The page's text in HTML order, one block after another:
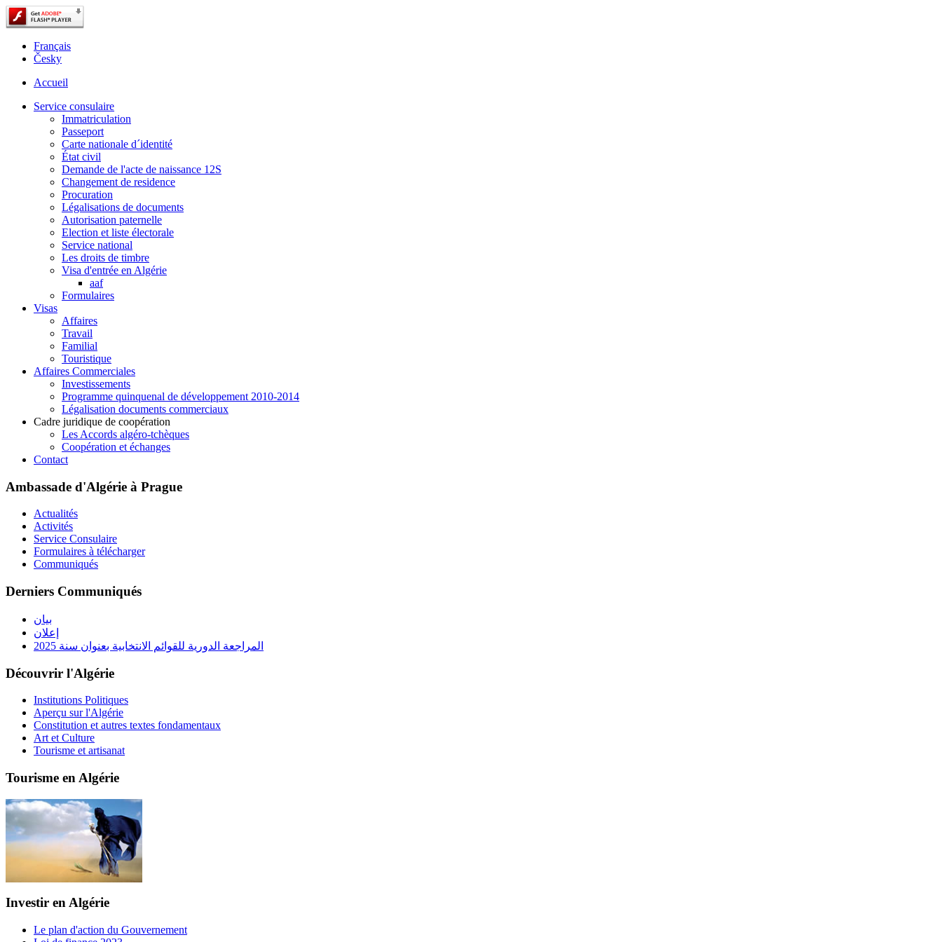
Français
Česky
Accueil
Service consulaire
Immatriculation
Passeport
Carte nationale d´identité
État civil
Demande de l'acte de naissance 12S
Changement de residence
Procuration
Légalisations de documents
Autorisation paternelle
Election et liste électorale
Service national
Les droits de timbre
Visa d'entrée en Algérie
aaf
Formulaires
Visas
Affaires
Travail
Familial
Touristique
Affaires Commerciales
Investissements
Programme quinquenal de développement 2010-2014
Légalisation documents commerciaux
Cadre juridique de coopération
Les Accords algéro-tchèques
Coopération et échanges
Contact
Ambassade d'Algérie à Prague
Actualités
Activités
Service Consulaire
Formulaires à télécharger
Communiqués
Derniers Communiqués
بيان
إعلان
المراجعة الدورية للقوائم الانتخابية بعنوان سنة 2025
Découvrir l'Algérie
Institutions Politiques
Aperçu sur l'Algérie
Constitution et autres textes fondamentaux
Art et Culture
Tourisme et artisanat
Tourisme en Algérie
Investir en Algérie
Le plan d'action du Gouvernement